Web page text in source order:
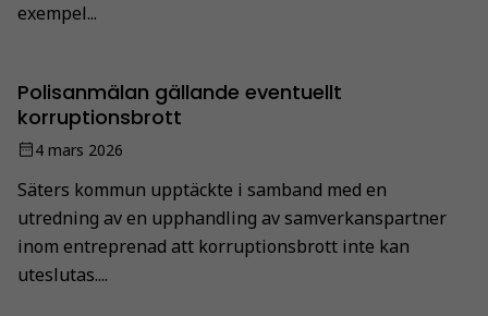
exempel...
Polisanmälan gällande eventuellt
korruptionsbrott
4 mars 2026
Säters kommun upptäckte i samband med en
utredning av en upphandling av samverkanspartner
inom entreprenad att korruptionsbrott inte kan
uteslutas....